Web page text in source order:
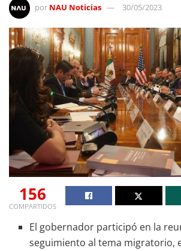
por NAU Noticias 30/05/2023
156
COMPARTIDOS
El gobernador participó en la
seguimiento al tema migratorio,